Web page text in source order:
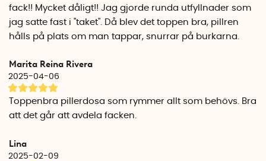
fack!! Mycket dåligt!! Jag gjorde runda utfyllnader som
jag satte fast i ''taket''. Då blev det toppen bra, pillren
hålls på plats om man tappar, snurrar på burkarna.
Marita Reina Rivera
2025-04-06
Toppenbra pillerdosa som rymmer allt som behövs. Bra
att det går att avdela facken.
Lina
2025-02-09